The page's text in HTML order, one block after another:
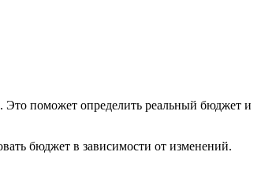
Это поможет определить реальный бюджет и
бюджет в зависимости от изменений.